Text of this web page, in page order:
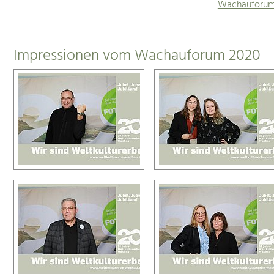
Impressionen vom Wachauforum 2020